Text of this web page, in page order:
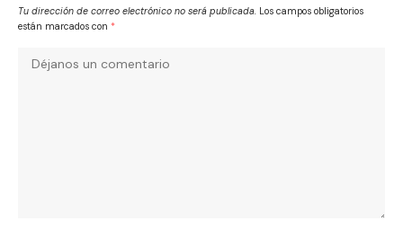
Tu dirección de correo electrónico no será publicada. Los campos obligatorios
están marcados con *